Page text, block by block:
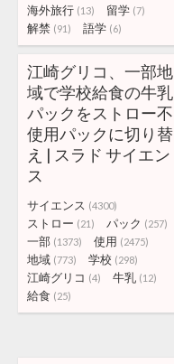
海外旅行 (13) 留学 (7)
解禁 (91) 語学 (6)
江崎グリコ、一部地
域で学校給食の牛乳
パックをストロー不
使用パックに切り替
え | スラド サイエン
ス
サイエンス (4300)
ストロー (21) パック (257)
一部 (1373) 使用 (2475)
地域 (773) 学校 (298)
江崎グリコ (4) 牛乳 (12)
給食 (25)